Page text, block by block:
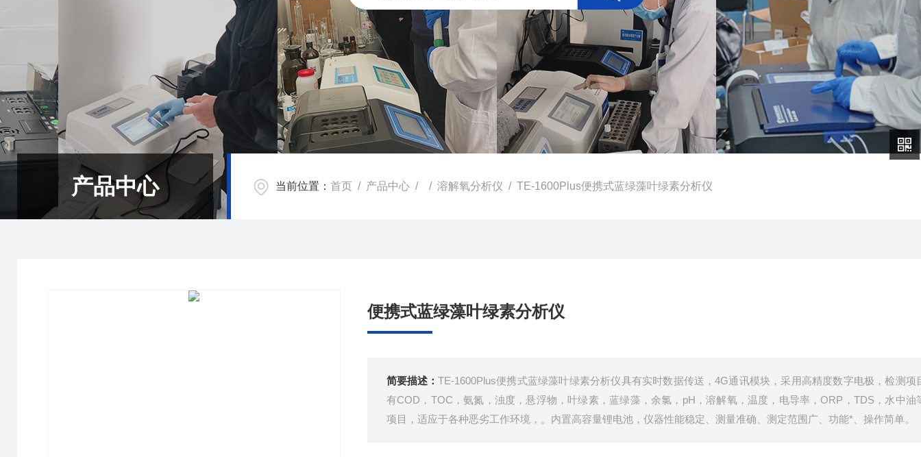
产品中心 当前位置： 首页 / 产品中心 / / 溶解氧分析仪 / TE-1600Plus便携式蓝绿藻叶绿素分析仪
便携式蓝绿藻叶绿素分析仪
简要描述： TE-1600Plus便携式蓝绿藻叶绿素分析仪具有实时数据传送，4G通讯模块，采用高精度数字电极，检测项
有COD，TOC，氨氮，浊度，悬浮物，叶绿素，蓝绿藻，余氯，pH，溶解氧，温度，电导率，ORP，TDS，水中油
项目，适应于各种恶劣工作环境，。内置高容量锂电池，仪器性能稳定、测量准确、测定范围广、功能*、操作简单。